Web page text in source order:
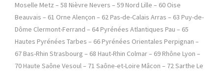
Moselle Metz – 58 Nièvre Nevers – 59 Nord Lille – 60 Oise
Beauvais – 61 Orne Alençon – 62 Pas-de-Calais Arras – 63 Puy-de-
Dôme Clermont-Ferrand – 64 Pyrénées Atlantiques Pau – 65
Hautes Pyrénées Tarbes – 66 Pyrénées Orientales Perpignan –
67 Bas-Rhin Strasbourg – 68 Haut-Rhin Colmar – 69 Rhône Lyon –
70 Haute Saône Vesoul – 71 Saône-et-Loire Mâcon – 72 Sarthe Le